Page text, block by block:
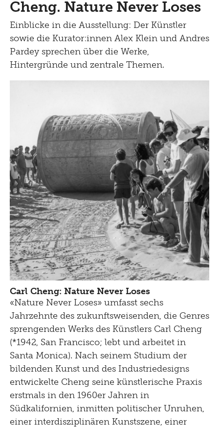
Cheng. Nature Never Loses
Einblicke in die Ausstellung: Der Künstler
sowie die Kurator:innen Alex Klein und Andres
Pardey sprechen über die Werke,
Hintergründe und zentrale Themen.
Carl Cheng: Nature Never Loses
«Nature Never Loses» umfasst sechs
Jahrzehnte des zukunftsweisenden, die Genres
sprengenden Werks des Künstlers Carl Cheng
(*1942, San Francisco; lebt und arbeitet in
Santa Monica). Nach seinem Studium der
bildenden Kunst und des Industriedesigns
entwickelte Cheng seine künstlerische Praxis
erstmals in den 1960er Jahren in
Südkalifornien, inmitten politischer Unruhen,
einer interdisziplinären Kunstszene, einer